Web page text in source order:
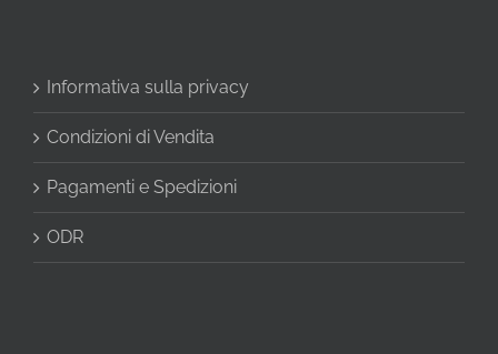
Informativa sulla privacy
Condizioni di Vendita
Pagamenti e Spedizioni
ODR